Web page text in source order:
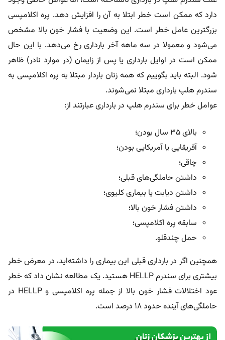
دارد که ممکن است خطر ابتلا به آن را افزایش دهد. پره اکلامپسی
بزرگترین عامل خطر است. این وضعیت با فشار خون بالا مشخص
می‌شود و معمولا در سه ماهه آخر بارداری رخ می‌دهد. با این حال
ممکن است در اوایل بارداری یا پس از زایمان (در موارد نادر) ظاهر
شود. البته باید بگوییم که همه زنان باردار مبتلا به پره اکلامپسی به
سندرم هلپ بارداری مبتلا نمی‌شوند.
عوامل خطر برای سندرم هلپ در بارداری عبارتند از:
بالای ۳۵ سال بودن؛
آفریقایی یا آمریکایی بودن؛
چاقی؛
داشتن حاملگی‌های قبلی؛
داشتن دیابت یا بیماری کلیوی؛
داشتن فشار خون بالا؛
سابقه پره اکلامپسی؛
حمل چندقلو.
همچنین اگر در بارداری قبلی این بیماری را داشته‌اید، در معرض خطر
بیشتری برای سندرم HELLP هستید. یک مطالعه نشان داد که خطر
عود اختلالات فشار خون بالا از جمله پره اکلامپسی و HELLP در
حاملگی‌های آینده حدود ۱۸ درصد است.